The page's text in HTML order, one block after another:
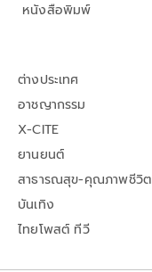
หนังสือพิมพ์
ต่างประเทศ
อาชญากรรม
X-CITE
ยานยนต์
สาธารณสุข-คุณภาพชีวิต
บันเทิง
ไทยโพสต์ ทีวี